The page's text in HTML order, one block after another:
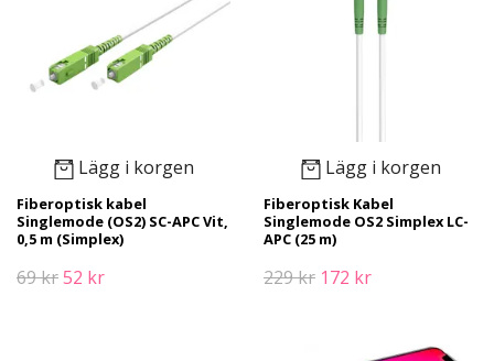
Lägg i korgen
Fiberoptisk kabel
Singlemode (OS2) SC-APC Vit,
0,5 m (Simplex)
69 kr52 kr
Lägg i korgen
Fiberoptisk Kabel
Singlemode OS2 Simplex LC-
APC (25 m)
229 kr 172 kr